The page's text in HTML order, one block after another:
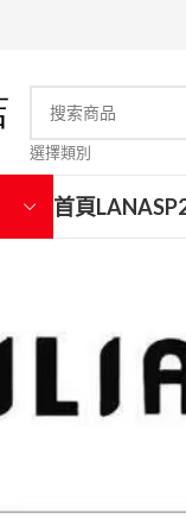
選擇類別
首頁LANA